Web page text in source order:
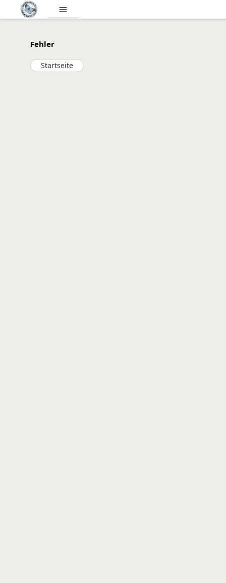
menu
Fehler
Startseite